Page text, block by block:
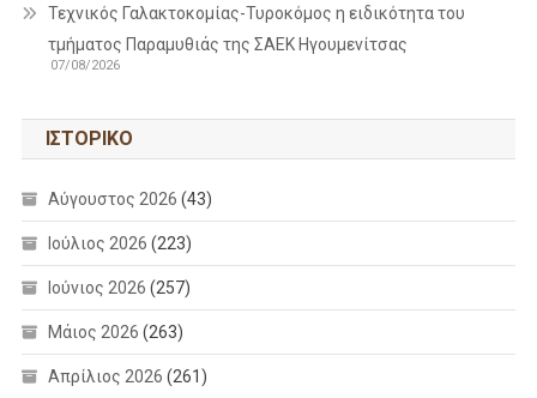
Τεχνικός Γαλακτοκομίας-Τυροκόμος η ειδικότητα του
τμήματος Παραμυθιάς της ΣΑΕΚ Ηγουμενίτσας
07/08/2026
ΙΣΤΟΡΙΚΌ
Αύγουστος 2026 (43)
Ιούλιος 2026 (223)
Ιούνιος 2026 (257)
Μάιος 2026 (263)
Απρίλιος 2026 (261)